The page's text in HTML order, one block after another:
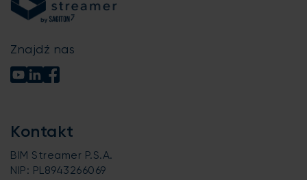
Znajdź nas
Kontakt
BIM Streamer P.S.A.
NIP: PL8943266069